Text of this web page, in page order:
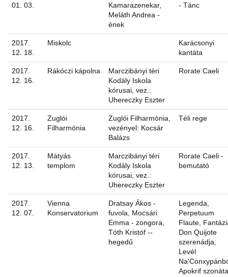
01. 03.
Kamarazenekar,
Meláth Andrea -
ének
- Tánc
2017.
12. 18.
Miskolc
Karácsonyi
kantáta
2017.
12. 16.
Rákóczi kápolna
Marczibányi téri
Kodály Iskola
kórusai, vez.:
Uhereczky Eszter
Rorate Caeli
2017.
12. 16.
Zuglói
Filharmónia
Zuglói Filharmónia,
vezényel: Kocsár
Balázs
Téli rege
2017.
12. 13.
Mátyás
templom
Marczibányi téri
Kodály Iskola
kórusai, vez.:
Uhereczky Eszter
Rorate Caeli -
bemutató
2017.
12. 07.
Vienna
Konservatorium
Dratsay Ákos -
fuvola, Mocsári
Emma - zongora,
Tóth Kristóf --
hegedű
Legenda,
Perpetuum
Flaute,
Don Quijote
szerenádja,
Levél
Apokrif szonáta